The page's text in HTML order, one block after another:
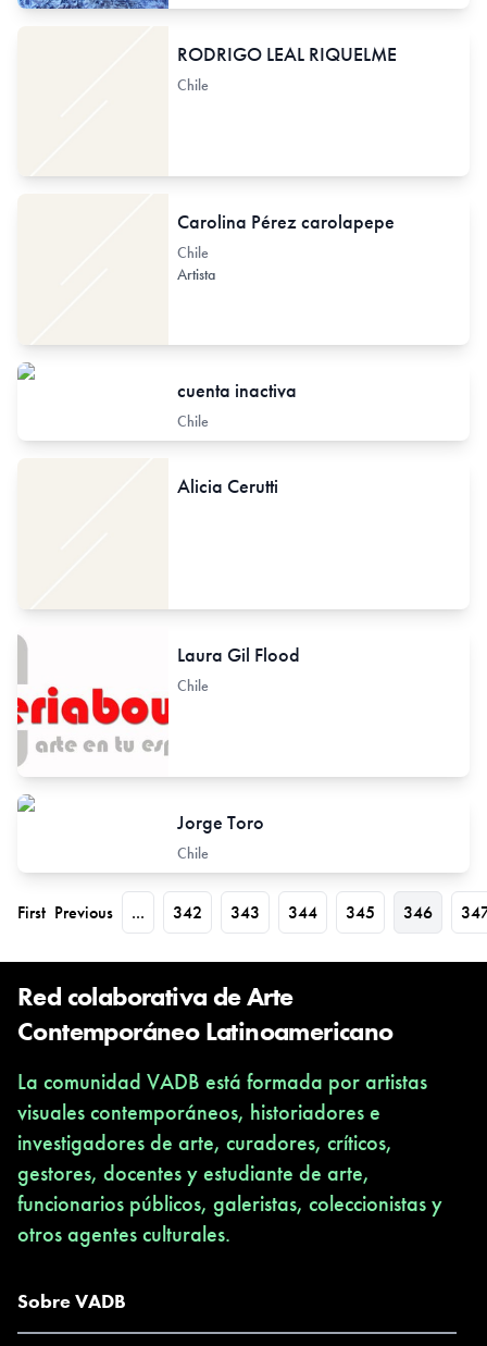
RODRIGO LEAL RIQUELME
Chile
Carolina Pérez carolapepe
Chile
Artista
cuenta inactiva
Chile
Alicia Cerutti
Laura Gil Flood
Chile
Jorge Toro
Chile
First Previous ... 342 343 344 345 346
Red colaborativa de Arte
Contemporáneo Latinoamericano
La comunidad VADB está formada por artistas
visuales contemporáneos, historiadores e
investigadores de arte, curadores, críticos,
gestores, docentes y estudiante de arte,
funcionarios públicos, galeristas, coleccionistas y
otros agentes culturales.
Sobre VADB